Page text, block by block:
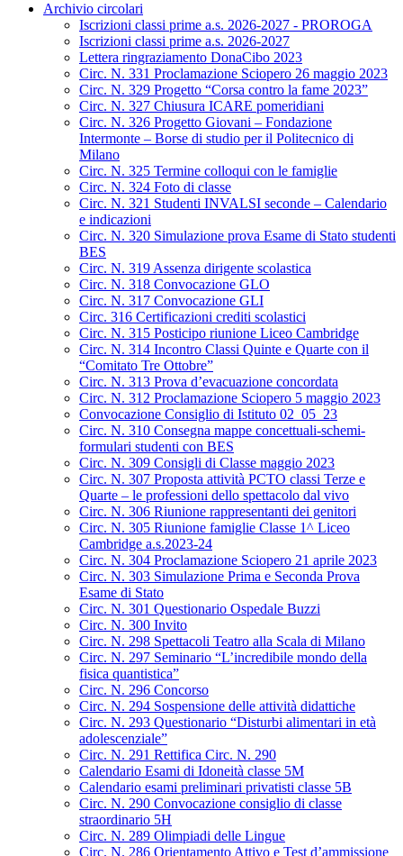
Archivio circolari
Iscrizioni classi prime a.s. 2026-2027 - PROROGA
Iscrizioni classi prime a.s. 2026-2027
Lettera ringraziamento DonaCibo 2023
Circ. N. 331 Proclamazione Sciopero 26 maggio 2023
Circ. N. 329 Progetto “Corsa contro la fame 2023”
Circ. N. 327 Chiusura ICARE pomeridiani
Circ. N. 326 Progetto Giovani – Fondazione
Intermonte – Borse di studio per il Politecnico di
Milano
Circ. N. 325 Termine colloqui con le famiglie
Circ. N. 324 Foto di classe
Circ. N. 321 Studenti INVALSI seconde – Calendario
e indicazioni
Circ. N. 320 Simulazione prova Esame di Stato studenti
BES
Circ. N. 319 Assenza dirigente scolastica
Circ. N. 318 Convocazione GLO
Circ. N. 317 Convocazione GLI
Circ. 316 Certificazioni crediti scolastici
Circ. N. 315 Posticipo riunione Liceo Cambridge
Circ. N. 314 Incontro Classi Quinte e Quarte con il
“Comitato Tre Ottobre”
Circ. N. 313 Prova d’evacuazione concordata
Circ. N. 312 Proclamazione Sciopero 5 maggio 2023
Convocazione Consiglio di Istituto 02_05_23
Circ. N. 310 Consegna mappe concettuali-schemi-
formulari studenti con BES
Circ. N. 309 Consigli di Classe maggio 2023
Circ. N. 307 Proposta attività PCTO classi Terze e
Quarte – le professioni dello spettacolo dal vivo
Circ. N. 306 Riunione rappresentanti dei genitori
Circ. N. 305 Riunione famiglie Classe 1^ Liceo
Cambridge a.s.2023-24
Circ. N. 304 Proclamazione Sciopero 21 aprile 2023
Circ. N. 303 Simulazione Prima e Seconda Prova
Esame di Stato
Circ. N. 301 Questionario Ospedale Buzzi
Circ. N. 300 Invito
Circ. N. 298 Spettacoli Teatro alla Scala di Milano
Circ. N. 297 Seminario “L’incredibile mondo della
fisica quantistica”
Circ. N. 296 Concorso
Circ. N. 294 Sospensione delle attività didattiche
Circ. N. 293 Questionario “Disturbi alimentari in età
adolescenziale”
Circ. N. 291 Rettifica Circ. N. 290
Calendario Esami di Idoneità classe 5M
Calendario esami preliminari privatisti classe 5B
Circ. N. 290 Convocazione consiglio di classe
straordinario 5H
Circ. N. 289 Olimpiadi delle Lingue
Circ. N. 286 Orientamento Attivo e Test d’ammissione